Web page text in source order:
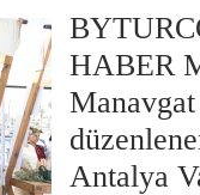
HABER
Antalya